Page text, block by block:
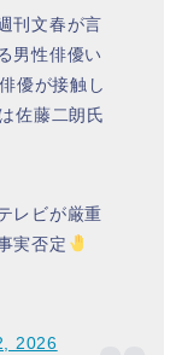
刊文春が言
男性俳優い
優が接触し
佐藤二朗氏
レビが厳重
実否定
2026